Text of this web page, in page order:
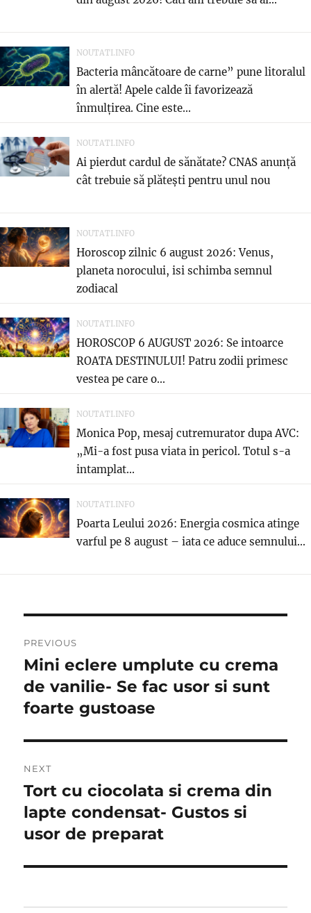
NOUTATI.INFO
Bacteria mâncătoare de carne” pune litoralul
în alertă! Apele calde îi favorizează
înmulțirea. Cine este...
NOUTATI.INFO
Ai pierdut cardul de sănătate? CNAS anunță
cât trebuie să plătești pentru unul nou
NOUTATI.INFO
Horoscop zilnic 6 august 2026: Venus,
planeta norocului, isi schimba semnul
zodiacal
NOUTATI.INFO
HOROSCOP 6 AUGUST 2026: Se intoarce
ROATA DESTINULUI! Patru zodii primesc
vestea pe care o...
NOUTATI.INFO
Monica Pop, mesaj cutremurator dupa AVC:
„Mi-a fost pusa viata in pericol. Totul s-a
intamplat...
NOUTATI.INFO
Poarta Leului 2026: Energia cosmica atinge
varful pe 8 august – iata ce aduce semnului...
navigation
PREVIOUS
Previous
post:
Mini eclere umplute cu crema
de vanilie- Se fac usor si sunt
foarte gustoase
NEXT
Next
post:
Tort cu ciocolata si crema din
lapte condensat- Gustos si
usor de preparat